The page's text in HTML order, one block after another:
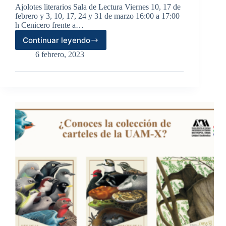
Ajolotes literarios Sala de Lectura Viernes 10, 17 de
febrero y 3, 10, 17, 24 y 31 de marzo 16:00 a 17:00
h Cenicero frente a…
Continuar leyendo
Ajolotes
literarios
6 febrero, 2023